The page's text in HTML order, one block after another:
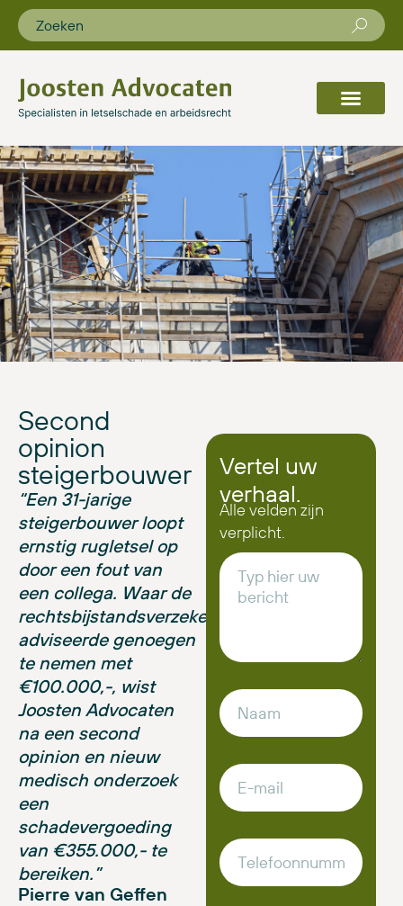
Second
opinion
steigerbouwer
“Een 31-jarige
steigerbouwer loopt
ernstig rugletsel op
door een fout van
een collega. Waar de
rechtsbijstandsverzekeraar
adviseerde genoegen
te nemen met
€100.000,-, wist
Joosten Advocaten
na een second
opinion en nieuw
medisch onderzoek
een
schadevergoeding
van €355.000,- te
bereiken.”
Pierre van Geffen
Vertel uw
verhaal.
Alle velden zijn
verplicht.